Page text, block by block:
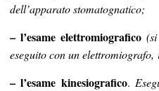
dell’apparato stomatognatico;
– l’esame elettromiografico
eseguito con un elettromiografo,
– l’esame kinesiografico.